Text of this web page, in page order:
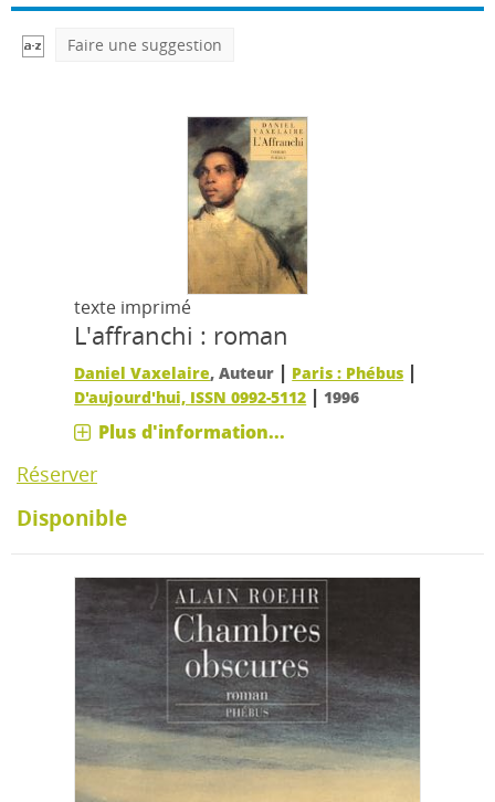
Faire une suggestion
texte imprimé
L'affranchi : roman
Daniel Vaxelaire, Auteur | Paris : Phébus |
D'aujourd'hui, ISSN 0992-5112 | 1996
Plus d'information...
Réserver
Disponible